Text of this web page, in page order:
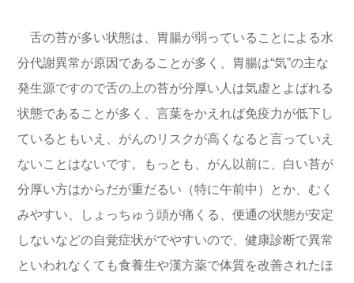
舌の苔が多い状態は、胃腸が弱っていることによる水
分代謝異常が原因であることが多く、胃腸は“気”の主な
発生源ですので舌の上の苔が分厚い人は気虚とよばれる
状態であることが多く、言葉をかえれば免疫力が低下し
ているともいえ、がんのリスクが高くなると言っていえ
ないことはないです。もっとも、がん以前に、白い苔が
分厚い方はからだが重だるい（特に午前中）とか、むく
みやすい、しょっちゅう頭が痛くる、便通の状態が安定
しないなどの自覚症状がでやすいので、健康診断で異常
といわれなくても食養生や漢方薬で体質を改善されたほ